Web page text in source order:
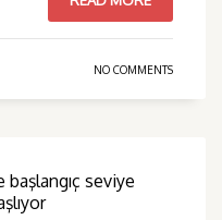
NO COMMENTS
seviye